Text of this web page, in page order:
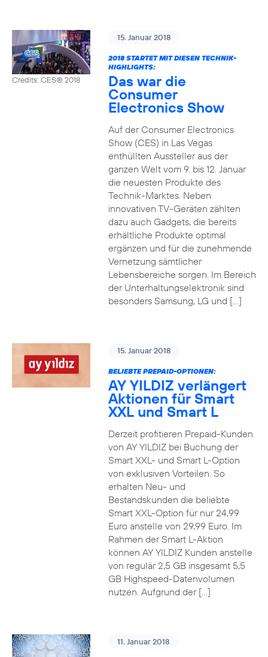
Credits: CES® 2018
15. Januar 2018
2018 STARTET MIT DIESEN TECHNIK-
HIGHLIGHTS:
Das war die
Consumer
Electronics Show
Auf der Consumer Electronics
Show (CES) in Las Vegas
enthüllten Aussteller aus der
ganzen Welt vom 9. bis 12. Januar
die neuesten Produkte des
Technik-Marktes. Neben
innovativen TV-Geräten zählten
dazu auch Gadgets, die bereits
erhältliche Produkte optimal
ergänzen und für die zunehmende
Vernetzung sämtlicher
Lebensbereiche sorgen. Im Bereich
der Unterhaltungselektronik sind
besonders Samsung, LG und […]
15. Januar 2018
BELIEBTE PREPAID-OPTIONEN:
AY YILDIZ verlängert
Aktionen für Smart
XXL und Smart L
Derzeit profitieren Prepaid-Kunden
von AY YILDIZ bei Buchung der
Smart XXL- und Smart L-Option
von exklusiven Vorteilen. So
erhalten Neu- und
Bestandskunden die beliebte
Smart XXL-Option für nur 24,99
Euro anstelle von 29,99 Euro. Im
Rahmen der Smart L-Aktion
können AY YILDIZ Kunden anstelle
von regulär 2,5 GB insgesamt 5,5
GB Highspeed-Datenvolumen
nutzen. Aufgrund der […]
11. Januar 2018